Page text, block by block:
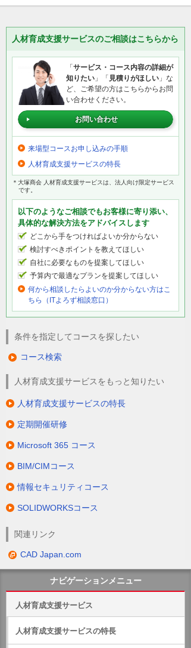
人材育成支援サービスのご相談はこちらから
「サービス・コース内容の詳細が
知りたい 」「 見積りがほしい 」な
ど、ご希望の方はこちらからお問
い合わせください。
お問い合わせ
来場型コースお申し込みの手順
人材育成支援サービスの特長
＊大塚商会 人材育成支援サービスは、法人向け限定サービス
です。
以下のようなご相談でもお客様に寄り添い、
具体的な解決方法をアドバイスします
どこから手をつければよいか分からない
検討すべきポイントを教えてほしい
自社に必要なものを提案してほしい
予算内で最適なプランを提案してほしい
何から相談したらよいのか分からない方はこ
ちら（ITよろず相談窓口）
条件を指定してコースを探したい
コース検索
人材育成支援サービスをもっと知りたい
人材育成支援サービスの特長
定期開催研修
Microsoft 365 コース
BIM/CIMコース
情報セキュリティコース
SOLIDWORKSコース
関連リンク
CAD Japan.com
ナビゲーションメニュー
人材育成支援サービス
人材育成支援サービスの特長